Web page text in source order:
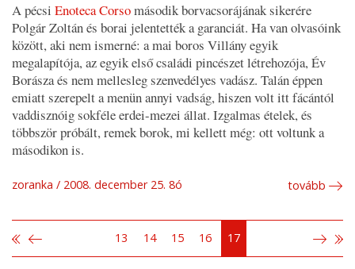
A pécsi Enoteca Corsomásodik borvacsorájának sikerére
Polgár Zoltán és borai jelentették a garanciát. Ha van olvasóink
között, aki nem ismerné: a mai boros Villány egyik
megalapítója, az egyik első családi pincészet létrehozója, Év
Borásza és nem mellesleg szenvedélyes vadász. Talán éppen
emiatt szerepelt a menün annyi vadság, hiszen volt itt fácántól
vaddisznóig sokféle erdei-mezei állat. Izgalmas ételek, és
többször próbált, remek borok, mi kellett még: ott voltunk a
másodikon is.
zoranka 2008. december 25. 8ó tovább
13 14 15 16 17